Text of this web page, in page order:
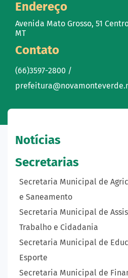
Endereço
Avenida Mato Grosso, 51
MT
Contato
(66)3597-2800 /
Notícias
Secretarias
Secretaria Municipal de
e Saneamento
Secretaria Municipal de
Trabalho e Cidadania
Secretaria Municipal de
Esporte
Secretaria Municipal de